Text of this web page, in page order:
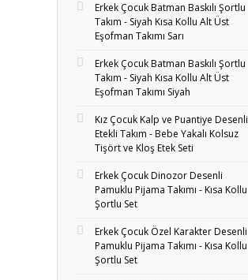
Erkek Çocuk Batman Baskılı Şortlu
Takım - Siyah Kısa Kollu Alt Üst
Eşofman Takımı Sarı
Erkek Çocuk Batman Baskılı Şortlu
Takım - Siyah Kısa Kollu Alt Üst
Eşofman Takımı Siyah
Kız Çocuk Kalp ve Puantiye Desenli
Etekli Takım - Bebe Yakalı Kolsuz
Tişört ve Kloş Etek Seti
Erkek Çocuk Dinozor Desenli
Pamuklu Pijama Takımı - Kısa Kollu
Şortlu Set
Erkek Çocuk Özel Karakter Desenli
Pamuklu Pijama Takımı - Kısa Kollu
Şortlu Set